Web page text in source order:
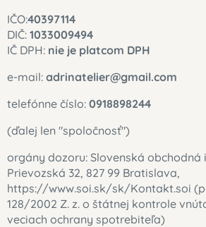
IČO:40397114
DIČ: 1033009494
IČ DPH: nie je platcom DPH
e-mail: adrinatelier@gmail.com
telefónne číslo: 0918898244
(ďalej len "spoločnosť")
orgány dozoru: Slovenská obchodná
Prievozská 32, 827 99 Bratislava,
https://www.soi.sk/sk/Kontakt.soi
128/2002 Z. z. o štátnej kontrole
veciach ochrany spotrebiteľa)